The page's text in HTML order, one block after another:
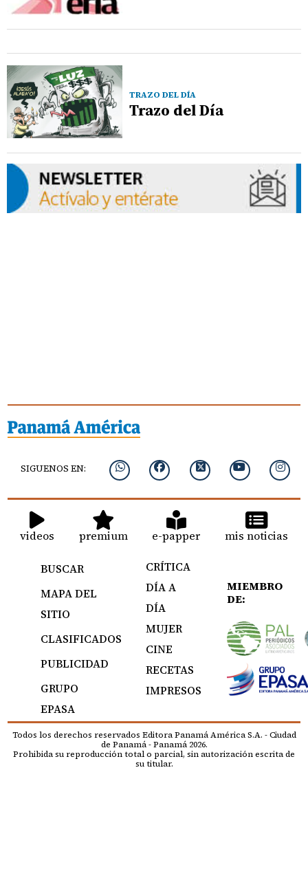
TRAZO DEL DÍA
Trazo del Día
SIGUENOS EN:
videos premium e-papper mis noticias
BUSCAR
MAPA DEL
SITIO
CLASIFICADOS
PUBLICIDAD
GRUPO
EPASA
CRÍTICA
DÍA A
DÍA
MUJER
CINE
RECETAS
IMPRESOS
MIEMBRO
DE:
Todos los derechos reservados Editora Panamá América S.A. - Ciudad
de Panamá - Panamá 2026.
Prohibida su reproducción total o parcial, sin autorización escrita de
su titular.